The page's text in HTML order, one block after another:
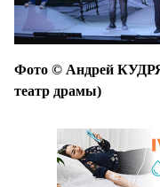
Фото © Андрей
театр драмы)